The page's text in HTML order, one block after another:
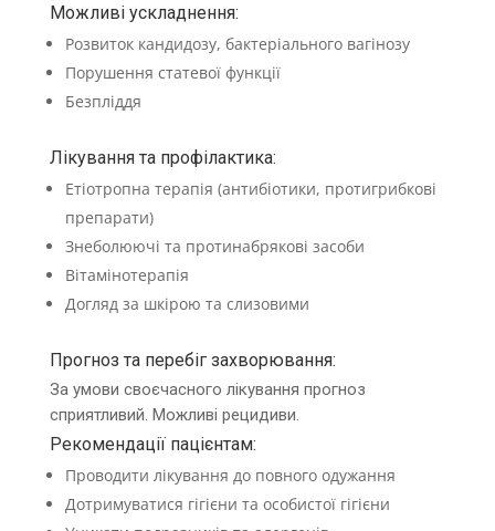
Можливі ускладнення:
Розвиток кандидозу, бактеріального вагінозу
Порушення статевої функції
Безпліддя
Лікування та профілактика:
Етіотропна терапія (антибіотики, протигрибкові
препарати)
Знеболюючі та протинабрякові засоби
Вітамінотерапія
Догляд за шкірою та слизовими
Прогноз та перебіг захворювання:
За умови своєчасного лікування прогноз
сприятливий. Можливі рецидиви.
Рекомендації пацієнтам:
Проводити лікування до повного одужання
Дотримуватися гігієни та особистої гігієни